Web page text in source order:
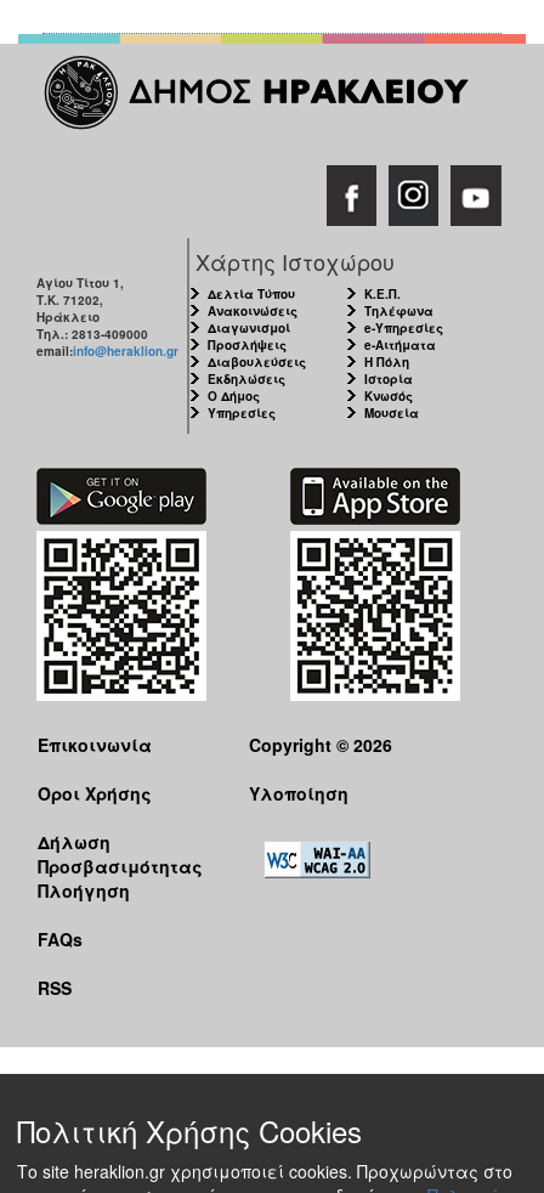
Αγίου Τίτου 1,
Τ.Κ. 71202,
Ηράκλειο
Τηλ.: 2813-409000
email:info@heraklion.gr
Χάρτης Ιστοχώρου
Δελτία Τύπου
Ανακοινώσεις
Διαγωνισμοί
Προσλήψεις
Διαβουλεύσεις
Εκδηλώσεις
Ο Δήμος
Υπηρεσίες
Κ.Ε.Π.
Τηλέφωνα
e-Υπηρεσίες
e-Αιτήματα
Η Πόλη
Ιστορία
Κνωσός
Μουσεία
Επικοινωνία
Όροι Χρήσης
Δήλωση
Προσβασιμότητας
Πλοήγηση
FAQs
RSS
Copyright © 2026
Υλοποίηση
Πολιτική Χρήσης Cookies
Το site heraklion.gr χρησιμοποιεί cookies. Προχωρώντας στο